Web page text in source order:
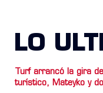
LO
Turf arrancó la gira
turístico, Mateyko y